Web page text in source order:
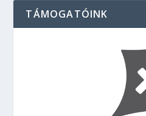
TÁMOGATÓINK